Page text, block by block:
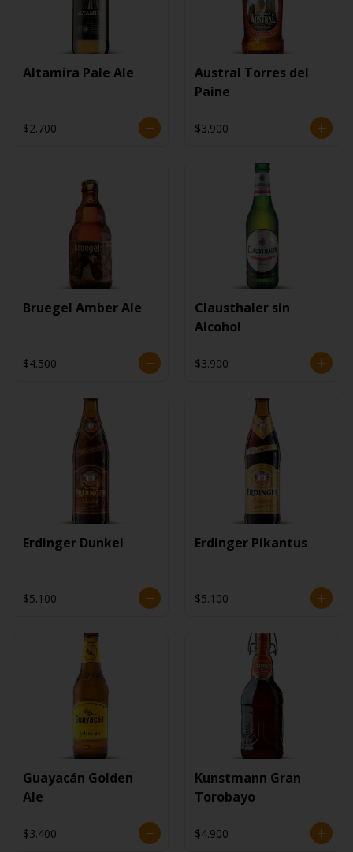
Altamira Pale Ale
$2.700
Austral Torres del
Paine
$3.900
Bruegel Amber Ale
$4.500
Clausthaler sin
Alcohol
$3.900
Erdinger Dunkel
$5.100
Erdinger Pikantus
$5.100
Guayacán Golden
Ale
$3.400
Kunstmann Gran
Torobayo
$4.900